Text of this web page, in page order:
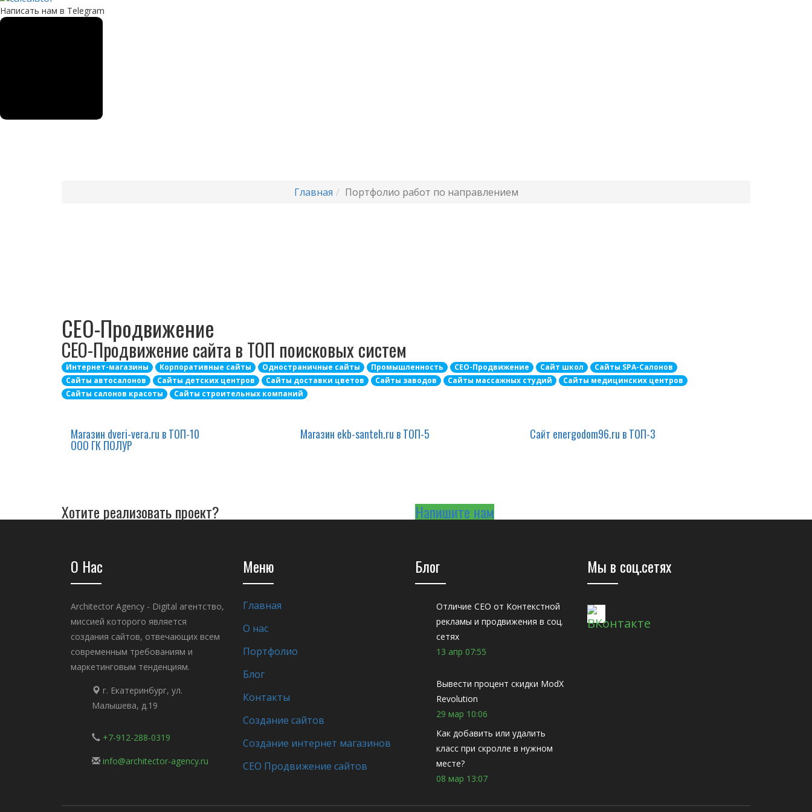
Написать нам в Telegram
Главная Портфолио работ по направлением
СЕО-Продвижение
СЕО-Продвижение сайта в ТОП поисковых систем
Интернет-магазины Корпоративные сайты Одностраничные сайты Промышленность СЕО-Продвижение Сайт школ
Сайты SPA-Салонов
Сайты автосалонов
Сайты детских центров Сайты доставки цветов Сайты заводов Сайты массажных студий
Сайты медицинских центров
Сайты салонов красоты
Сайты строительных компаний
Магазин dveri-vera.ru в ТОП-10 Магазин ekb-santeh.ru в ТОП-5 Сайт energodom96.ru в ТОП-3
ООО ГК ПОЛУР
Хотите реализовать проект? Напишите нам
О Нас
Architector Agency - Digital агентство,
миссией которого является
создания сайтов, отвечающих всем
современным требованиям и
маркетинговым тенденциям.
г. Екатеринбург, ул.
Малышева, д.19
+7-912-288-0319
info@architector-agency.ru
Меню
Главная
О нас
Портфолио
Блог
Контакты
Создание сайтов
Создание интернет магазинов
СЕО Продвижение сайтов
Блог
Отличие СЕО от Контекстной
рекламы и продвижения в соц.
сетях
13 апр 07:55
Вывести процент скидки ModX
Revolution
29 мар 10:06
Как добавить или удалить
класс при скролле в нужном
месте?
08 мар 13:07
Мы в соц.сетях